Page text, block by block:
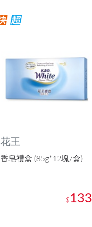
花王
香皂禮盒 (85g*12塊/盒)
$ 133